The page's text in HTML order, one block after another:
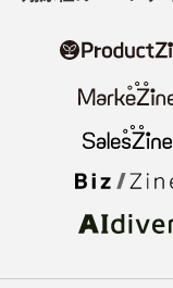
ニュース
イベント